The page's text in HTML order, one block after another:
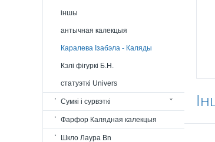
іншы
антычная калекцыя
Каралева Ізабэла - Каляды
Кэлі фігуркі Б.Н.
статуэткі Univers
Сумкі і сурвэткі
Фарфор Калядная калекцыя
Шкло Лаура Bn